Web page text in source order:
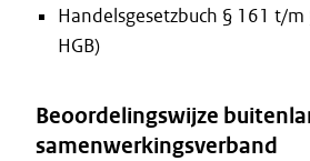
Handelsgesetzbuch § 161 t/
HGB)
Beoordelingswijze
samenwerkingsverband